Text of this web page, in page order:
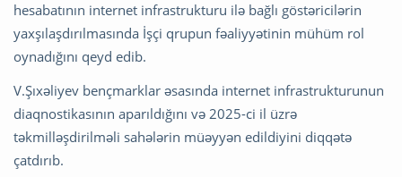
hesabatının internet infrastrukturu ilə bağlı göstəricilərin
yaxşılaşdırılmasında İşçi qrupun fəaliyyətinin mühüm rol
oynadığını qeyd edib.
V.Şıxəliyev bençmarklar əsasında internet infrastrukturunun
diaqnostikasının aparıldığını və 2025-ci il üzrə
təkmilləşdirilməli sahələrin müəyyən edildiyini diqqətə
çatdırıb.